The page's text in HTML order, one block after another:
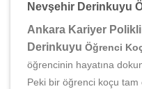
Nevşehir Derinkuyu
Ankara Kariyer
Derinkuyu Öğrenci
öğrencinin hayatına
Peki bir öğrenci koçu